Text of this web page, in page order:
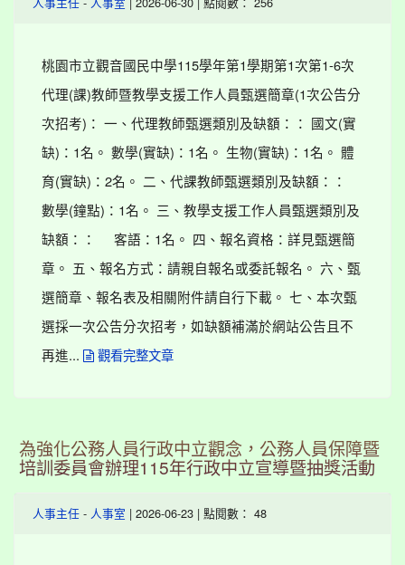
人事主任 人事室
桃園市立觀音國民中學115學年第1學期第1次第1-6次
代理(課)教師暨教學支援工作人員甄選簡章(1次公告分
次招考)： 一、代理教師甄選類別及缺額：： 國文(實
缺)：1名。 數學(實缺)：1名。 生物(實缺)：1名。 體
育(實缺)：2名。 二、代課教師甄選類別及缺額：：
數學(鐘點)：1名。 三、教學支援工作人員甄選類別及
缺額：： 客語：1名。 四、報名資格：詳見甄選簡
章。 五、報名方式：請親自報名或委託報名。 六、甄
選簡章、報名表及相關附件請自行下載。 七、本次甄
選採一次公告分次招考，如缺額補滿於網站公告且不
再進...
觀看完整文章
為強化公務人員行政中立觀念，公務人員保障暨
培訓委員會辦理115年行政中立宣導暨抽獎活動
人事主任 - 人事室 | 2026-06-23 | 點閱數： 48